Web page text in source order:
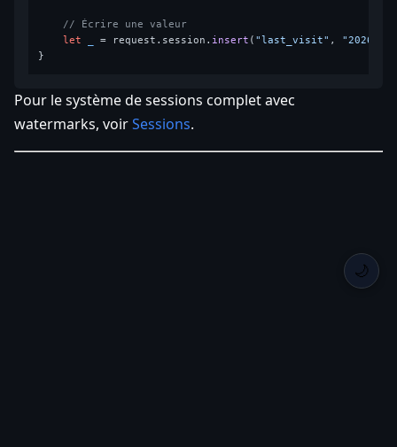
🌙
// Écrire une valeur
let
= request.session. insert ( "last_visit" , "2026-
Pour le système de sessions complet avec
watermarks, voirSessions.